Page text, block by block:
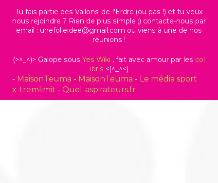
Tu fais partie des Vallons-de-l'Erdre (ou pas !) et tu veux
nous rejoindre ? Rien de plus simple ;) contacte-nous par
email : unefolleidee@gmail.com ou viens à une de nos
réunions !
(>^_^)> Galope sous Yes Wiki , fait avec amour par les col
ibris <(^_^<)
- MaisonTeuma - MaisonTeuma - Le média sport
x-tremlimit - Quel-aspirateurs.fr